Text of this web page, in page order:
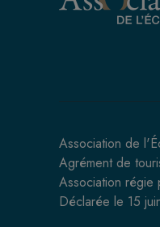
Association de
Agrément de
Association régie
Déclarée le 15